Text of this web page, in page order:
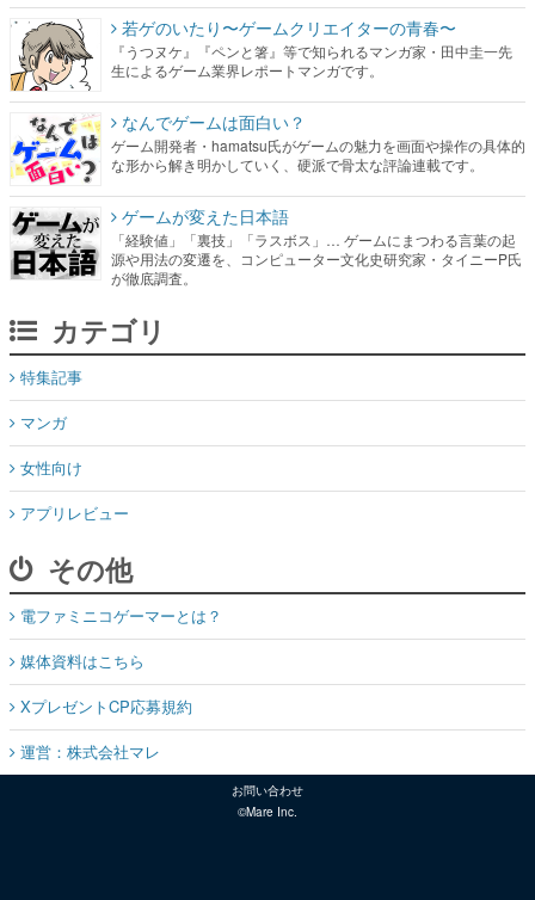
若ゲのいたり〜ゲームクリエイターの青春〜
『うつヌケ』『ペンと箸』等で知られるマンガ家・田中圭一先
生によるゲーム業界レポートマンガです。
なんでゲームは面白い？
ゲーム開発者・hamatsu氏がゲームの魅力を画面や操作の具体的
な形から解き明かしていく、硬派で骨太な評論連載です。
ゲームが変えた日本語
「経験値」「裏技」「ラスボス」… ゲームにまつわる言葉の起
源や用法の変遷を、コンピューター文化史研究家・タイニーP氏
が徹底調査。
カテゴリ
特集記事
マンガ
女性向け
アプリレビュー
その他
電ファミニコゲーマーとは？
媒体資料はこちら
XプレゼントCP応募規約
運営：株式会社マレ
お問い合わせ
©Mare Inc.